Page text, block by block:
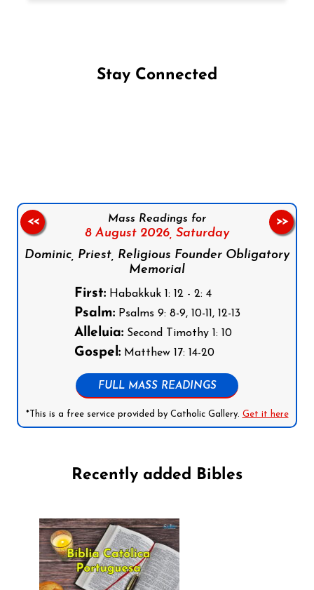
Stay Connected
Mass Readings for
8 August 2026, Saturday
Dominic, Priest, Religious Founder Obligatory
Memorial
First:Habakkuk 1: 12 - 2: 4
Psalm:Psalms 9: 8-9, 10-11, 12-13
Alleluia:Second Timothy 1: 10
Gospel:Matthew 17: 14-20
FULL MASS READINGS
*This is a free service provided by Catholic Gallery. Get it here
<< >>
Recently added Bibles